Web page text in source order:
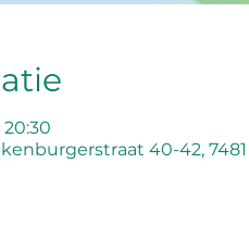
20:30
40-42,